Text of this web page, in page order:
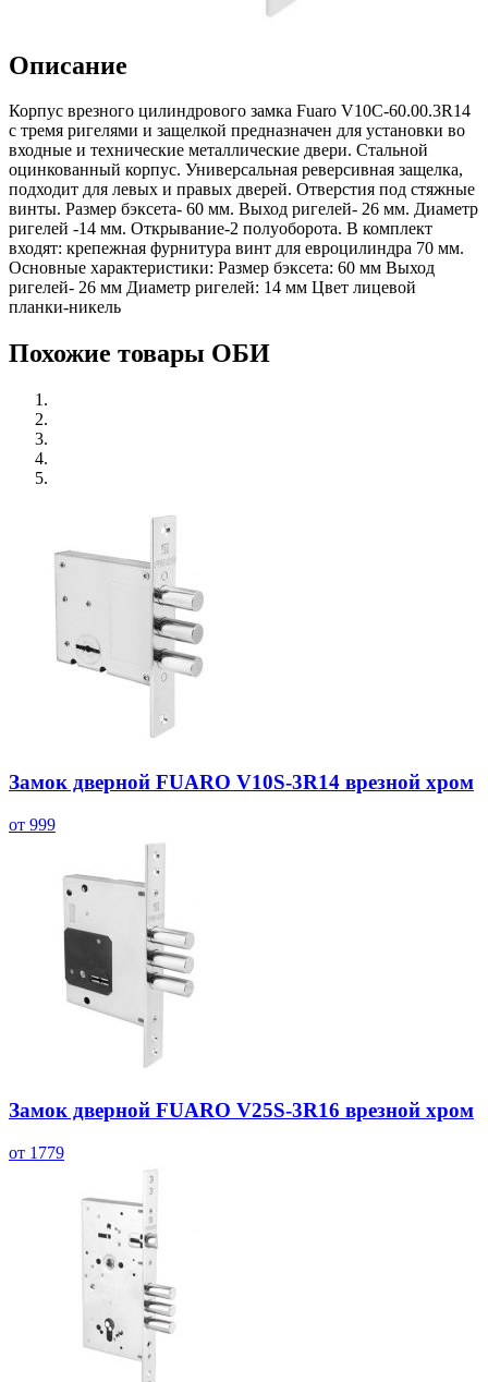
Описание
Корпус врезного цилиндрового замка Fuaro V10C-60.00.3R14
с тремя ригелями и защелкой предназначен для установки во
входные и технические металлические двери. Стальной
оцинкованный корпус. Универсальная реверсивная защелка,
подходит для левых и правых дверей. Отверстия под стяжные
винты. Размер бэксета- 60 мм. Выход ригелей- 26 мм. Диаметр
ригелей -14 мм. Открывание-2 полуоборота. В комплект
входят: крепежная фурнитура винт для евроцилиндра 70 мм.
Основные характеристики: Размер бэксета: 60 мм Выход
ригелей- 26 мм Диаметр ригелей: 14 мм Цвет лицевой
планки-никель
Похожие товары ОБИ
Замок дверной FUARO V10S-3R14 врезной хром
от 999
Замок дверной FUARO V25S-3R16 врезной хром
от 1779